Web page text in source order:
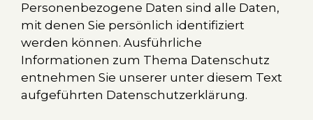
Personenbezogene Daten sind alle Daten,
mit denen Sie persönlich identifiziert
werden können. Ausführliche
Informationen zum Thema Datenschutz
entnehmen Sie unserer unter diesem Text
aufgeführten Datenschutzerklärung.